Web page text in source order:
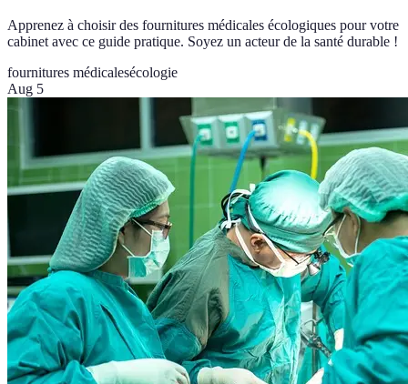
Apprenez à choisir des fournitures médicales écologiques pour votre
cabinet avec ce guide pratique. Soyez un acteur de la santé durable !
fournitures médicalesécologie
Aug 5